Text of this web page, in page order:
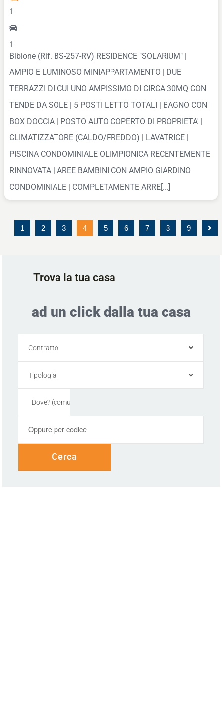
1
1
Bibione (Rif. BS-257-RV) RESIDENCE "SOLARIUM" |
AMPIO E LUMINOSO MINIAPPARTAMENTO | DUE
TERRAZZI DI CUI UNO AMPISSIMO DI CIRCA 30MQ CON
TENDE DA SOLE | 5 POSTI LETTO TOTALI | BAGNO CON
BOX DOCCIA | POSTO AUTO COPERTO DI PROPRIETA' |
CLIMATIZZATORE (CALDO/FREDDO) | LAVATRICE |
PISCINA CONDOMINIALE OLIMPIONICA RECENTEMENTE
RINNOVATA | AREE BAMBINI CON AMPIO GIARDINO
CONDOMINIALE | COMPLETAMENTE ARRE[...]
1 2 3 4 5 6 7 8 9
Trova la tua casa
ad un click dalla tua casa
Contratto
Tipologia
Cerca